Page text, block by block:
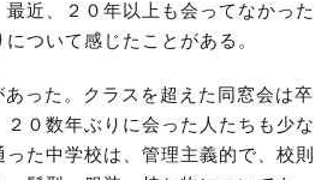
近、２０年以上も会ってなかった
ついて感じたことがある。
った。クラスを超えた同窓会は卒
０数年ぶりに会った人たちも少な
った中学校は、管理主義的で、校則